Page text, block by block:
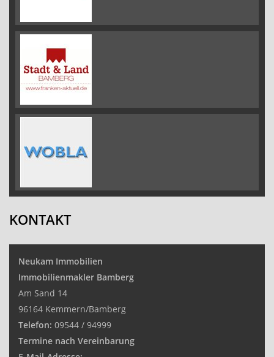
KONTAKT
Neukam Immobilien
Immobilienmakler Bamberg
Am Sand 14
96164 Kemmern/Bamberg
Telefon: 09544 / 94999
Termine nach Vereinbarung